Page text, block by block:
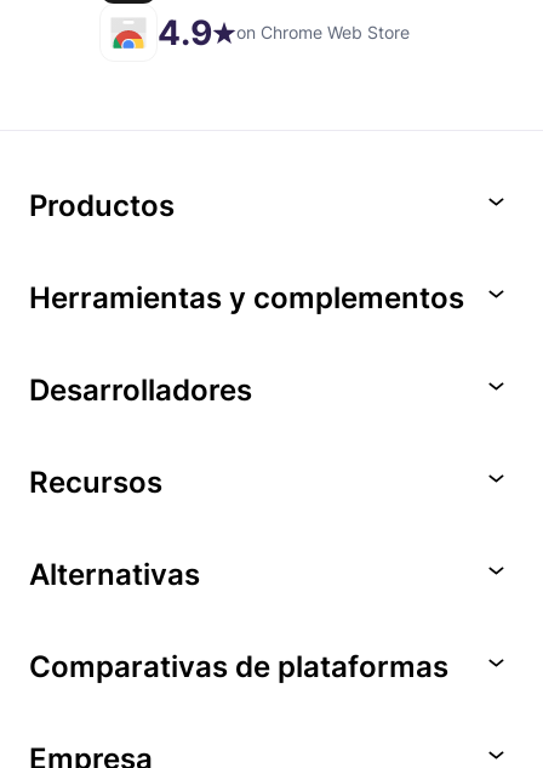
4.9 on Chrome Web Store
Productos
Herramientas y complementos
Desarrolladores
Recursos
Alternativas
Comparativas de plataformas
Empresa